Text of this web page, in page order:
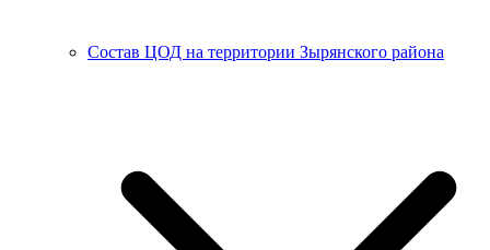
Состав ЦОД на территории Зырянского района